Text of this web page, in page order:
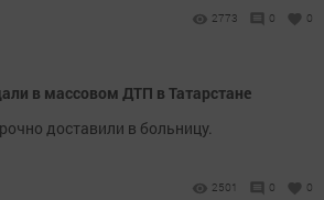
2773 0 0
в массовом ДТП в Татарстане
доставили в больницу.
2501 0 0